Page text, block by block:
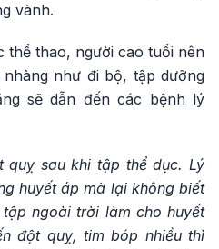
vành.
thể thao, người cao tuổi nên
như đi bộ, tập dưỡng
sẽ dẫn đến các bệnh lý
quỵ sau khi tập thể dục. Lý
huyết áp mà lại không biết
ngoài trời làm cho huyết
đột quỵ, tim bóp nhiều thì